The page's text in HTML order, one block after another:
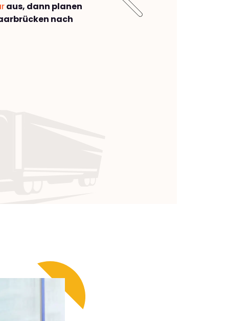
aus, dann planen
nach